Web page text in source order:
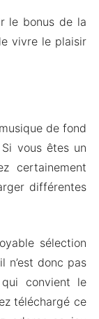
le bonus de la
vivre le plaisir
de fond
vous êtes un
certainement
différentes
sélection
n’est donc pas
convient le
téléchargé ce